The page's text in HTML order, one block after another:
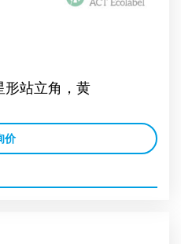
形站立角，黄
价